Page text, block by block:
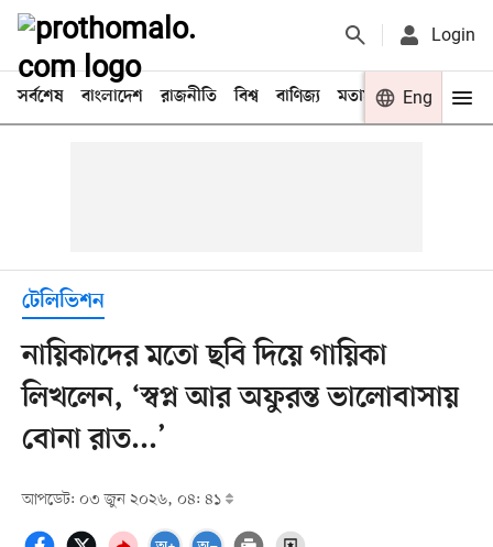
Login
সর্বশেষ বাংলাদেশ রাজনীতি বিশ্ব বাণিজ্য মতামত খেলা
Eng
টেলিভিশন
নায়িকাদের মতো ছবি দিয়ে গায়িকা
লিখলেন, ‘স্বপ্ন আর অফুরন্ত ভালোবাসায়
বোনা রাত...’
আপডেট: ০৩ জুন ২০২৬, ০৪: ৪১